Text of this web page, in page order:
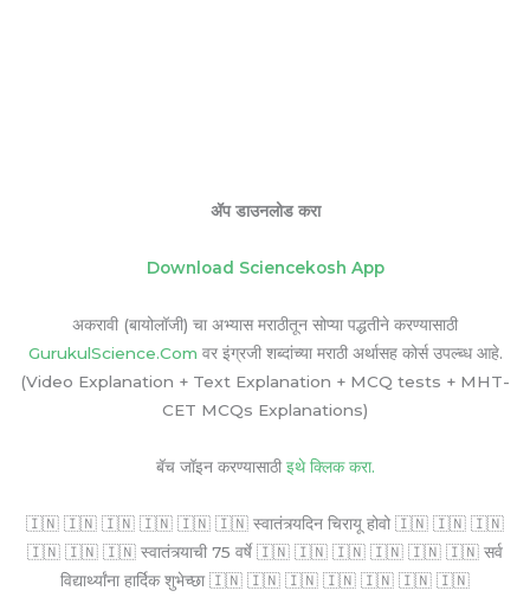
ॲप डाउनलोड करा
Download Sciencekosh App
अकरावी (बायोलॉजी) चा अभ्यास मराठीतून सोप्या पद्धतीने करण्यासाठी
GurukulScience.Com वर इंग्रजी शब्दांच्या मराठी अर्थासह कोर्स उपल्ब्ध आहे.
(Video Explanation + Text Explanation + MCQ tests + MHT-
CET MCQs Explanations)
बॅच जॉइन करण्यासाठी इथे क्लिक करा.
🇮🇳 🇮🇳 🇮🇳 🇮🇳 🇮🇳 🇮🇳 स्वातंत्र्यदिन चिरायू होवो 🇮🇳 🇮🇳 🇮🇳
🇮🇳 🇮🇳 🇮🇳 स्वातंत्र्याची 75 वर्षे 🇮🇳 🇮🇳 🇮🇳 🇮🇳 🇮🇳 🇮🇳 सर्व
विद्यार्थ्यांना हार्दिक शुभेच्छा 🇮🇳 🇮🇳 🇮🇳 🇮🇳 🇮🇳 🇮🇳 🇮🇳